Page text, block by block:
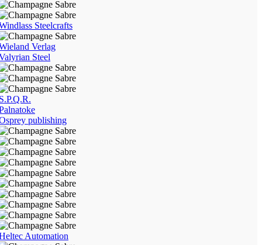
Steelcrafts
Verlag
Steel
publishing
Automation